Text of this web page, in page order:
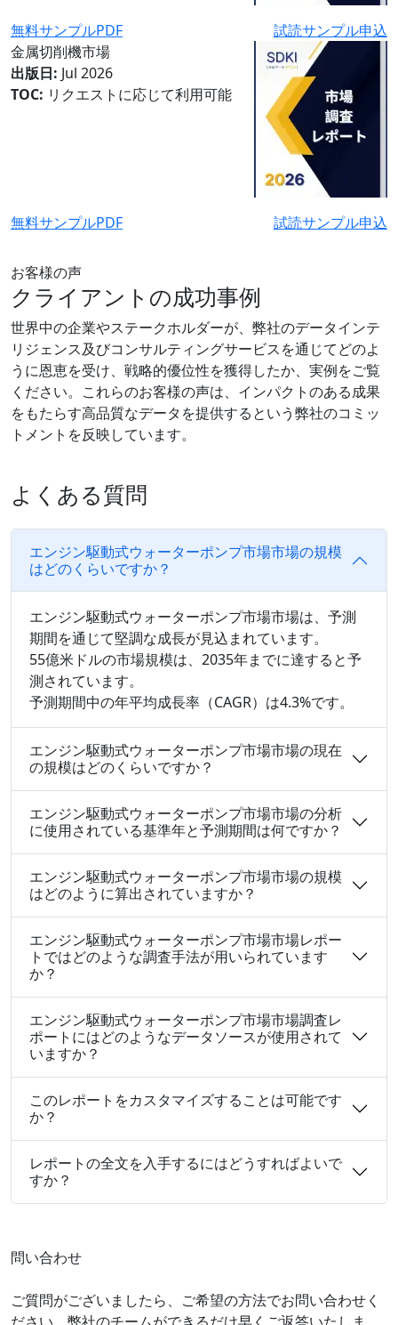
無料サンプルPDF
試読サンプル申込
金属切削機市場
出版日: Jul 2026
TOC: リクエストに応じて利用可能
無料サンプルPDF 試読サンプル申込
お客様の声
クライアントの成功事例
世界中の企業やステークホルダーが、弊社のデータインテ
リジェンス及びコンサルティングサービスを通じてどのよ
うに恩恵を受け、戦略的優位性を獲得したか、実例をご覧
ください。これらのお客様の声は、インパクトのある成果
をもたらす高品質なデータを提供するという弊社のコミッ
トメントを反映しています。
よくある質問
エンジン駆動式ウォーターポンプ市場市場の規模
はどのくらいですか？
エンジン駆動式ウォーターポンプ市場市場は、予測
期間を通じて堅調な成長が見込まれています。
55億米ドルの市場規模は、2035年までに達すると予
測されています。
予測期間中の年平均成長率（CAGR）は4.3%です。
エンジン駆動式ウォーターポンプ市場市場の現在
の規模はどのくらいですか？
エンジン駆動式ウォーターポンプ市場市場の分析
に使用されている基準年と予測期間は何ですか？
エンジン駆動式ウォーターポンプ市場市場の規模
はどのように算出されていますか？
エンジン駆動式ウォーターポンプ市場市場レポー
トではどのような調査手法が用いられています
か？
エンジン駆動式ウォーターポンプ市場市場調査レ
ポートにはどのようなデータソースが使用されて
いますか？
このレポートをカスタマイズすることは可能です
か？
レポートの全文を入手するにはどうすればよいで
すか？
問い合わせ
ご質問がございましたら、ご希望の方法でお問い合わせく